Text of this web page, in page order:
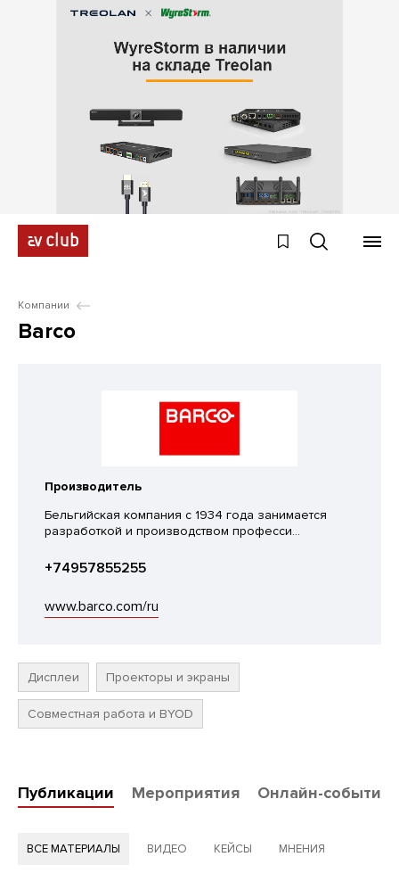
Компании
Barco
Производитель
Бельгийская компания с 1934 года занимается
разработкой и производством професси...
+74957855255
www.barco.com/ru
Дисплеи Проекторы и экраны
Совместная работа и BYOD
Публикации Мероприятия Онлайн-события
ВСЕ МАТЕРИАЛЫ ВИДЕО КЕЙСЫ МНЕНИЯ